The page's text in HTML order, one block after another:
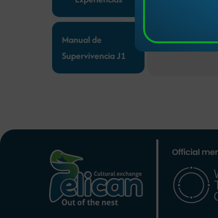
Manual de
Supervivencia J1